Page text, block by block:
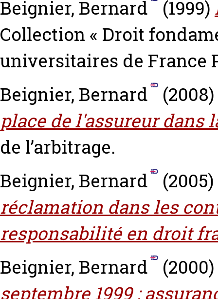
Beignier, Bernard
(1999)
Collection « Droit
universitaires de France
Beignier, Bernard
(2008)
place de l'assureur dans
de l’arbitrage.
Beignier, Bernard
(2005)
réclamation dans les
responsabilité en droit
Beignier, Bernard
(2000)
septembre 1999 :